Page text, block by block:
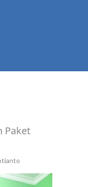
Paket